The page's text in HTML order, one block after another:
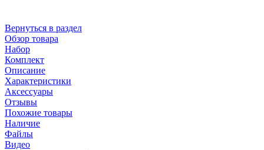
Вернуться в раздел
Обзор товара
Набор
Комплект
Описание
Характеристики
Аксессуары
Отзывы
Похожие товары
Наличие
Файлы
Видео